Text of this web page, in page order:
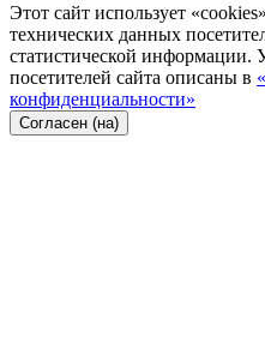
Этот сайт использует
технических данных
статистической информации.
посетителей сайта описаны в
конфиденциальности»
Согласен (на)